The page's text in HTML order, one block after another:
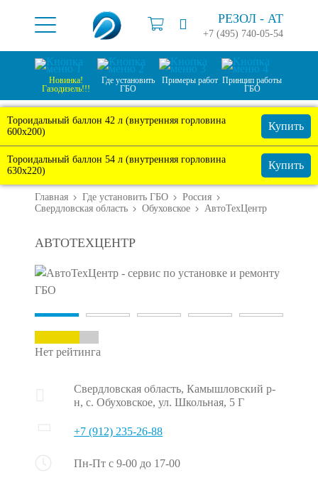
РЕЗОЛ - АТ
+7 (495) 740-05-54
Новинка!
Газодизель!!!
Где установить
ГБО
Примеры работ Принцип работы
ГБО
Тороидальный баллон 42 л (внутренняя горловина
600х200)
Купить
Тороидальный баллон 54 л (внутренняя горловина
630х220)
Купить
Главная Где установить ГБО
Россия
Свердловская область
Обуховское АвтоТехЦентр
АВТОТЕХЦЕНТР
Нет рейтинга
Свердловская область, Камышловский р-
н, с. Обуховское, ул. Школьная, 5 Г
+7 (912) 235-26-88
Пн-Пт с 9-00 до 17-00